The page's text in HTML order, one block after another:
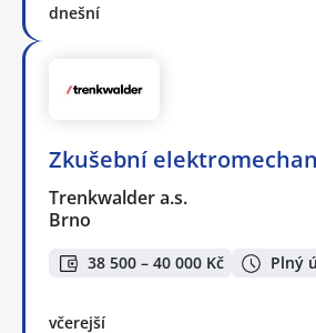
dnešní
Zkušební
Trenkwalder a.s.
Brno
38 500 – 40 000 Kč Plný
včerejší